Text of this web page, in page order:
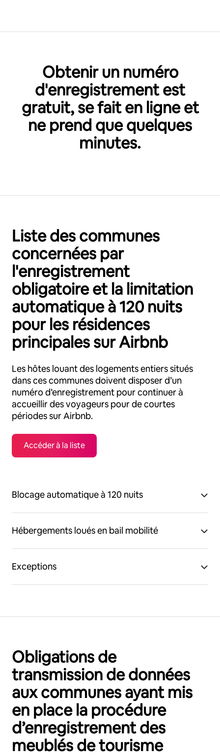
Obtenir un numéro
d'enregistrement est
gratuit, se fait en ligne et
ne prend que quelques
minutes.
Liste des communes
concernées par
l'enregistrement
obligatoire et la limitation
automatique à 120 nuits
pour les résidences
principales sur Airbnb
Les hôtes louant des logements entiers situés
dans ces communes doivent disposer d’un
numéro d’enregistrement pour continuer à
accueillir des voyageurs pour de courtes
périodes sur Airbnb.
Accéder à la liste
Blocage automatique à 120 nuits
Hébergements loués en bail mobilité
Exceptions
Obligations de
transmission de données
aux communes ayant mis
en place la procédure
d’enregistrement des
meublés de tourisme